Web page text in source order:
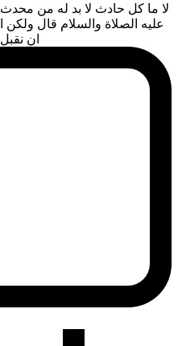
لا ما كل حادث لا بد له من
عليه الصلاة والسلام قال
ان